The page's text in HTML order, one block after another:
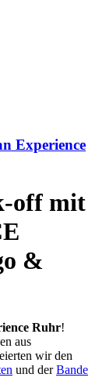
Experience
off mit
&
Ruhr!
aus
wir den
und derBande